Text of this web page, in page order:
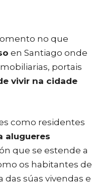
no que
en Santiago onde
portais
vivir na cidade
como residentes
alugueres
que se estende a
os habitantes de
súas vivendas e